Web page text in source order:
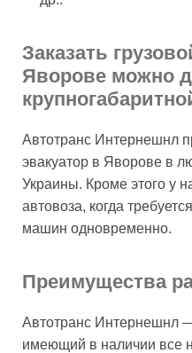
Заказать
Яворове можно
Автотранс Интернешнл
эвакуатор в Яворове в
Украины. Кроме этого у
автовоза, когда
машин одновременно.
Преимущества
Автотранс Интернешнл
имеющий в наличии все